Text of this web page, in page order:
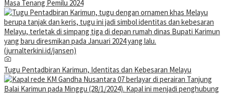
Masa Tenang Pemilu 2024
Tugu Pentadbiran Karimun, Identitas dan Kebesaran Melayu